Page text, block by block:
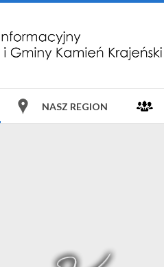
NASZ REGION